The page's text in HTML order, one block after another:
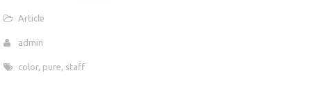
Article
admin
color, pure, staff